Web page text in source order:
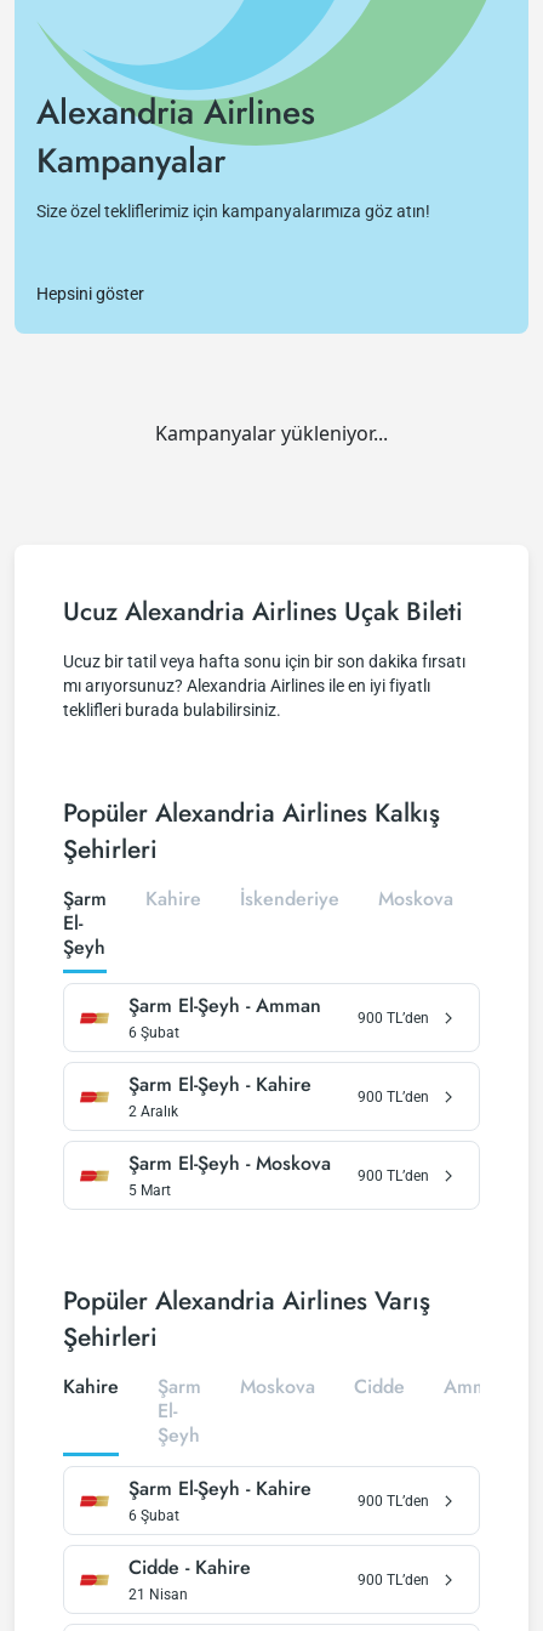
Alexandria Airlines
Kampanyalar
Size özel tekliflerimiz için kampanyalarımıza göz atın!
Hepsini göster
Kampanyalar yükleniyor...
Ucuz Alexandria Airlines Uçak Bileti
Ucuz bir tatil veya hafta sonu için bir son dakika fırsatı
mı arıyorsunuz? Alexandria Airlines ile en iyi fiyatlı
teklifleri burada bulabilirsiniz.
Popüler Alexandria Airlines Kalkış
Şehirleri
Şarm
El-
Şeyh
Kahire İskenderiye Moskova
Şarm El-Şeyh -Amman
6 Şubat
900 TL’den
Şarm El-Şeyh - Kahire
2 Aralık
900 TL’den
Şarm El-Şeyh -Moskova
5 Mart
900 TL’den
Popüler Alexandria Airlines Varış
Şehirleri
Kahire
Şarm
El-
Şeyh
Moskova Cidde Amman
Şarm El-Şeyh - Kahire
6 Şubat
900 TL’den
Cidde - Kahire
21 Nisan
900 TL’den